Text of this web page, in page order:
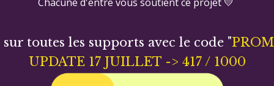
sur toutes les supports avec le code "
UPDATE 17 JUILLET -> 417 / 1000